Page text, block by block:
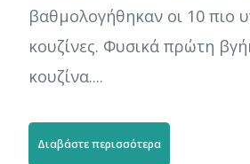
βαθμολογήθηκαν οι 10 πιο
κουζίνες. Φυσικά πρώτη
κουζίνα....
Διαβάστε περισσότερα